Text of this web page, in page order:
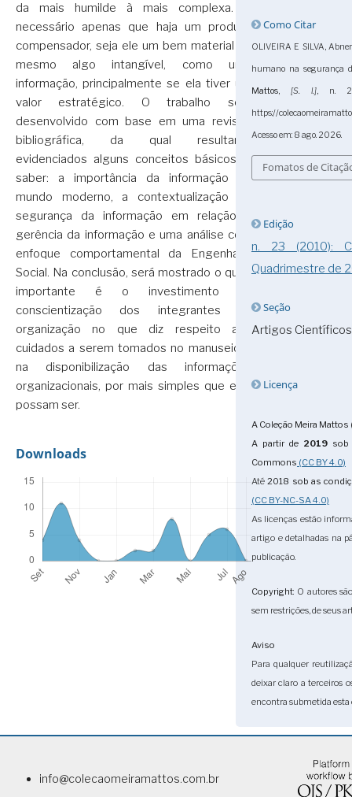
da mais humilde à mais complexa. É
necessário apenas que haja um produto
compensador, seja ele um bem material ou
mesmo algo intangível, como uma
informação, principalmente se ela tiver um
valor estratégico. O trabalho será
desenvolvido com base em uma revisão
bibliográfica, da qual resultarão
evidenciados alguns conceitos básicos, a
saber: a importância da informação no
mundo moderno, a contextualização da
segurança da informação em relação à
gerência da informação e uma análise com
enfoque comportamental da Engenharia
Social. Na conclusão, será mostrado o quão
importante é o investimento na
conscientização dos integrantes da
organização no que diz respeito aos
cuidados a serem tomados no manuseio e
na disponibilização das informações
organizacionais, por mais simples que elas
possam ser.
Downloads
Como Citar
OLIVEIRA E SILVA,
humano na segurança
Mattos, [S. l.], n.
https://
Acesso em: 8 ago. 2026.
Fomatos de
Edição
n. 23 (2010):
Quadrimestre de
Seção
Artigos Científicos
Licença
A Coleção Meira Mattos
A partir de 2019 sob
Commons (CC BY 4.0)
Até2018 sob as
(CC BY-NC-SA 4.0)
As licenças estão
artigo e detalhadas na
publicação.
Copyright: O autores
sem restrições, de seus
Aviso
Para qualquer
deixar claro a terceiros
encontra submetida esta
info@colecaomeiramattos.com.br